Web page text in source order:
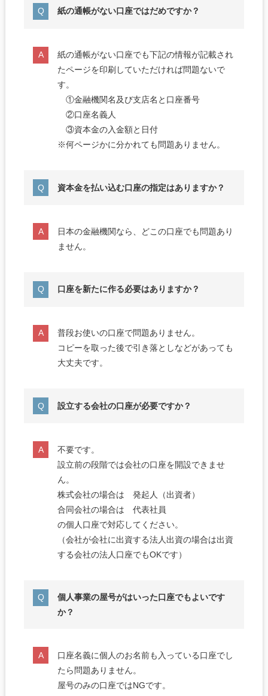
紙の通帳がない口座ではだめですか？
紙の通帳がない口座でも下記の情報が記載され
たページを印刷していただければ問題ないで
す。
①金融機関名及び支店名と口座番号
②口座名義人
③資本金の入金額と日付
※何ページかに分かれても問題ありません。
資本金を払い込む口座の指定はありますか？
日本の金融機関なら、どこの口座でも問題あり
ません。
口座を新たに作る必要はありますか？
普段お使いの口座で問題ありません。
コピーを取った後で引き落としなどがあっても
大丈夫です。
設立する会社の口座が必要ですか？
不要です。
設立前の段階では会社の口座を開設できませ
ん。
株式会社の場合は 発起人（出資者）
合同会社の場合は 代表社員
の個人口座で対応してください。
（会社が会社に出資する法人出資の場合は出資
する会社の法人口座でもOKです）
個人事業の屋号がはいった口座でもよいです
か？
口座名義に個人のお名前も入っている口座でし
たら問題ありません。
屋号のみの口座ではNGです。